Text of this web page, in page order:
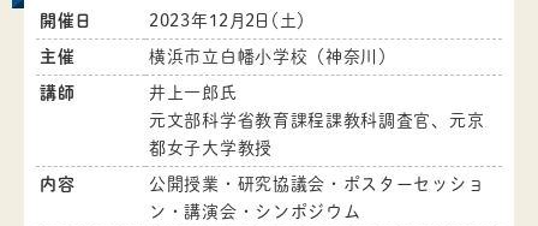
開催日 2023年12月2日（土）
主催 横浜市立白幡小学校（神奈川）
講師
井上一郎氏
元文部科学省教育課程課教科調査官、元京
都女子大学教授
内容
公開授業・研究協議会・ポスターセッショ
ン・講演会・シンポジウム